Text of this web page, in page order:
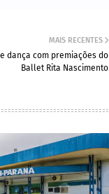
MAIS RECENTES
dança com premiações do
Ballet Rita Nascimento